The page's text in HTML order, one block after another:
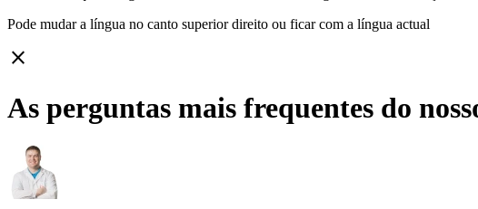
Pode mudar a língua no canto superior direito ou ficar com a língua actual
close
As perguntas mais frequentes do